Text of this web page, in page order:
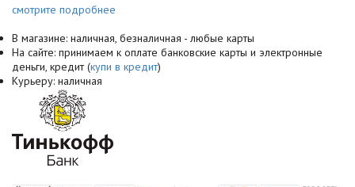
смотрите подробнее
В магазине: наличная, безналичная - любые карты
На сайте: принимаем к оплате банковские карты и электронные
деньги, кредит (купи в кредит)
Курьеру: наличная